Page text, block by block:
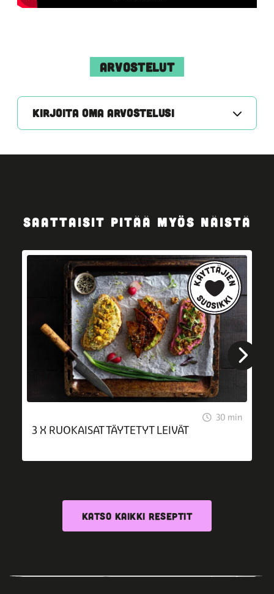
ARVOSTELUT
KIRJOITA OMA ARVOSTELUSI
SAATTAISIT PITÄÄ MYÖS NÄISTÄ
30 min
3 X RUOKAISAT TÄYTETYT LEIVÄT
KATSO KAIKKI RESEPTIT